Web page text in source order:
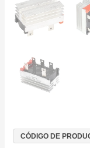
CÓDIGO DE